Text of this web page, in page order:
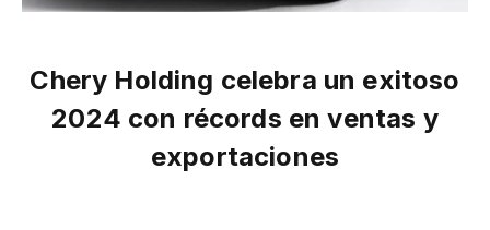
Chery Holding celebra un exitoso
2024 con récords en ventas y
exportaciones